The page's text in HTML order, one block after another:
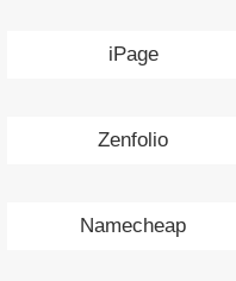
iPage
Zenfolio
Namecheap